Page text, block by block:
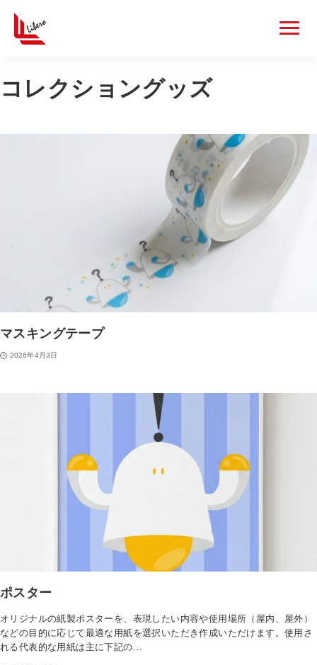
デッキケース
カードローダー
カードスリーブ
カードファイル
缶バッジ
アクリルグッズ
アクリルスタンド
アクリルキーホルダー
アクリルパネル
その他グッズ
一覧を見る
採用理念
ENTRY
コレクショングッズ
マスキングテープ
2026年4月3日
ポスター
オリジナルの紙製ポスターを、表現したい内容や使用場所（屋内、屋外）
などの目的に応じて最適な用紙を選択いただき作成いただけます。使用さ
れる代表的な用紙は主に下記の…